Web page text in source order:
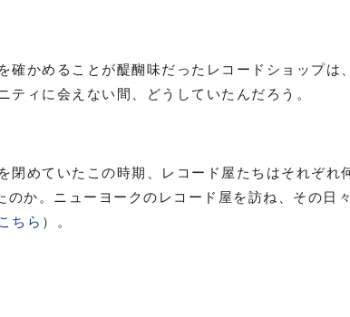
確かめることが醍醐味だったレコードショップは
ティに会えない間、どうしていたんだろう。
閉めていたこの時期、レコード屋たちはそれぞれ
のか。ニューヨークのレコード屋を訪ね、その日
ちら ）。